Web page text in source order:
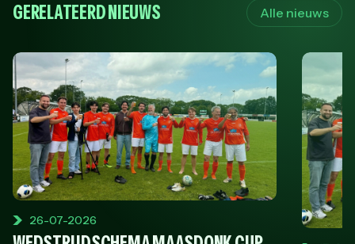
GERELATEERD NIEUWS Alle nieuws
26-07-2026